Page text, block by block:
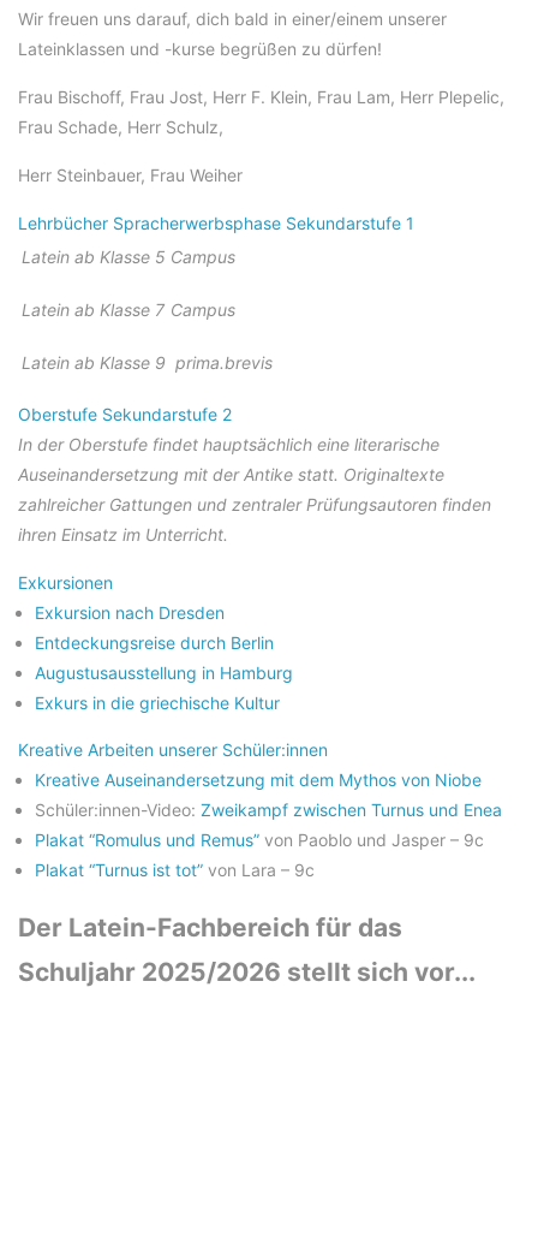
Wir freuen uns darauf, dich bald in einer/einem unserer
Lateinklassen und -kurse begrüßen zu dürfen!
Frau Bischoff, Frau Jost, Herr F. Klein, Frau Lam, Herr Plepelic,
Frau Schade, Herr Schulz,
Herr Steinbauer, Frau Weiher
Lehrbücher Spracherwerbsphase Sekundarstufe 1
Latein ab Klasse 5 Campus
Latein ab Klasse 7 Campus
Latein ab Klasse 9 prima.brevis
Oberstufe Sekundarstufe 2
In der Oberstufe findet hauptsächlich eine literarische
Auseinandersetzung mit der Antike statt. Originaltexte
zahlreicher Gattungen und zentraler Prüfungsautoren finden
ihren Einsatz im Unterricht.
Exkursionen
Exkursion nach Dresden
Entdeckungsreise durch Berlin
Augustusausstellung in Hamburg
Exkurs in die griechische Kultur
Kreative Arbeiten unserer Schüler:innen
Kreative Auseinandersetzung mit dem Mythos von Niobe
Schüler:innen-Video: Zweikampf zwischen Turnus und Enea
Plakat “Romulus und Remus” von Paoblo und Jasper – 9c
Plakat “Turnus ist tot” von Lara – 9c
Der Latein-Fachbereich für das
Schuljahr 2025/2026 stellt sich vor...